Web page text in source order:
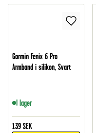
Garmin Fenix 6 Pro
Armband i silikon, Svart
I lager
139 SEK